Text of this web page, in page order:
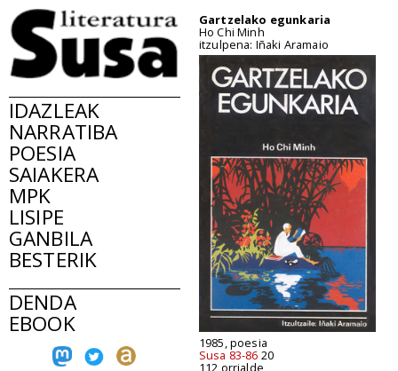
IDAZLEAK
NARRATIBA
POESIA
SAIAKERA
MPK
LISIPE
GANBILA
BESTERIK
DENDA
EBOOK
Gartzelako egunkaria
Ho Chi Minh
itzulpena: Iñaki Aramaio
1985, poesia
Susa 83-86 20
112 orrialde